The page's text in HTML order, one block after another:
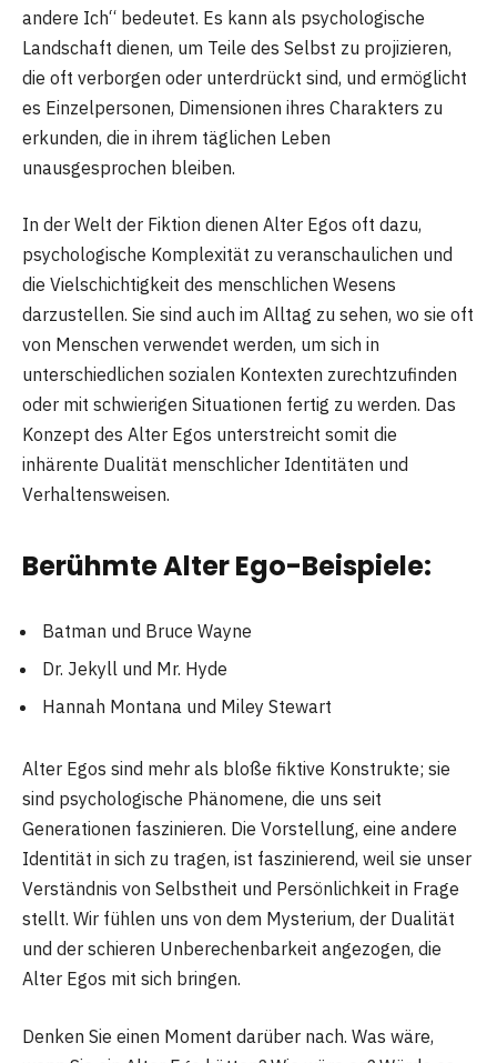
andere Ich“ bedeutet. Es kann als psychologische
Landschaft dienen, um Teile des Selbst zu projizieren,
die oft verborgen oder unterdrückt sind, und ermöglicht
es Einzelpersonen, Dimensionen ihres Charakters zu
erkunden, die in ihrem täglichen Leben
unausgesprochen bleiben.
In der Welt der Fiktion dienen Alter Egos oft dazu,
psychologische Komplexität zu veranschaulichen und
die Vielschichtigkeit des menschlichen Wesens
darzustellen. Sie sind auch im Alltag zu sehen, wo sie oft
von Menschen verwendet werden, um sich in
unterschiedlichen sozialen Kontexten zurechtzufinden
oder mit schwierigen Situationen fertig zu werden. Das
Konzept des Alter Egos unterstreicht somit die
inhärente Dualität menschlicher Identitäten und
Verhaltensweisen.
Berühmte Alter Ego-Beispiele:
Batman und Bruce Wayne
Dr. Jekyll und Mr. Hyde
Hannah Montana und Miley Stewart
Alter Egos sind mehr als bloße fiktive Konstrukte; sie
sind psychologische Phänomene, die uns seit
Generationen faszinieren. Die Vorstellung, eine andere
Identität in sich zu tragen, ist faszinierend, weil sie unser
Verständnis von Selbstheit und Persönlichkeit in Frage
stellt. Wir fühlen uns von dem Mysterium, der Dualität
und der schieren Unberechenbarkeit angezogen, die
Alter Egos mit sich bringen.
Denken Sie einen Moment darüber nach. Was wäre,